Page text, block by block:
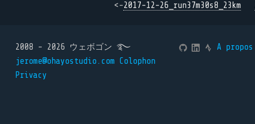
<-2017-12-26_run37m30s8_23km
2008 - 2026 ウェボゴン ࿐
jerome@ohayostudio.com Colophon
Privacy
A propos